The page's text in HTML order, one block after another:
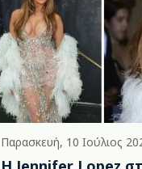
Παρασκευή, 10 Ιούλιος